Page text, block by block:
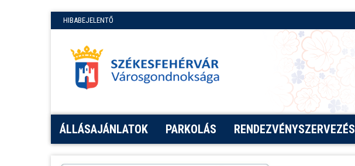
HIBABEJELENTŐ
ÁLLÁSAJÁNLATOK PARKOLÁS RENDEZVÉNYSZERVEZÉS